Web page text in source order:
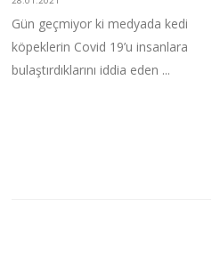
Gün geçmiyor ki medyada kedi
köpeklerin Covid 19’u insanlara
bulaştırdıklarını iddia eden ...